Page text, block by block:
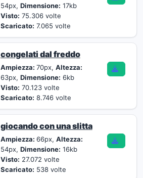
54px, Dimensione: 17kb
Visto: 75.306 volte
Scaricato: 7.065 volte
congelati dal freddo
Ampiezza: 70px, Altezza:
63px, Dimensione: 6kb
Visto: 70.123 volte
Scaricato: 8.746 volte
giocando con una slitta
Ampiezza: 66px, Altezza:
54px, Dimensione: 16kb
Visto: 27.072 volte
Scaricato: 538 volte